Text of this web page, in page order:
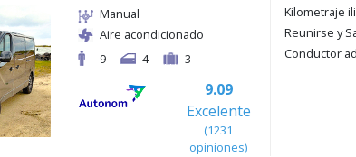
Manual
Aire acondicionado
9
4 3
9.09
Excelente
(1231
opiniones)
Kilometraje
Reunirse y
Conductor